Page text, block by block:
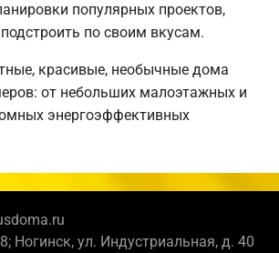
популярных проектов,
по своим вкусам.
красивые, необычные дома
от небольших малоэтажных и
энергоэффективных
Ногинск, ул. Индустриальная, д. 40